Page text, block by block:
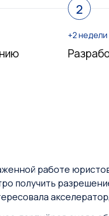
2
+2 недели
работе
получить